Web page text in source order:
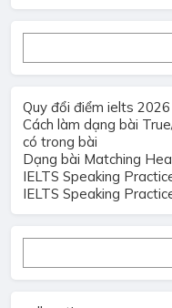
Quy đổi điểm ielts 2026
Cách làm dạng bài
có trong bài
Dạng bài Matching
IELTS Speaking
IELTS Speaking